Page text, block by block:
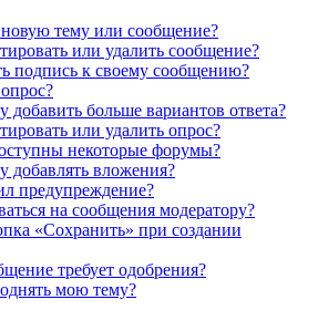
тему или сообщение?
или удалить сообщение?
подпись к своему сообщению?
добавить больше вариантов ответа?
или удалить опрос?
некоторые форумы?
добавлять вложения?
предупреждение?
на сообщения модератору?
«Сохранить» при создании
требует одобрения?
мою тему?